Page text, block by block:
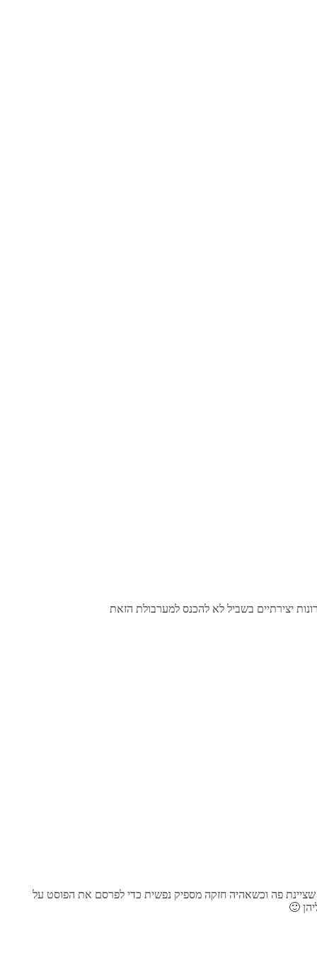
יצירתיים בשביל לא להכנס למערבולת הזאת
פה וכשאהיה חזקה מספיק נפשית כדי לפרסם את הפוסט על
🙂